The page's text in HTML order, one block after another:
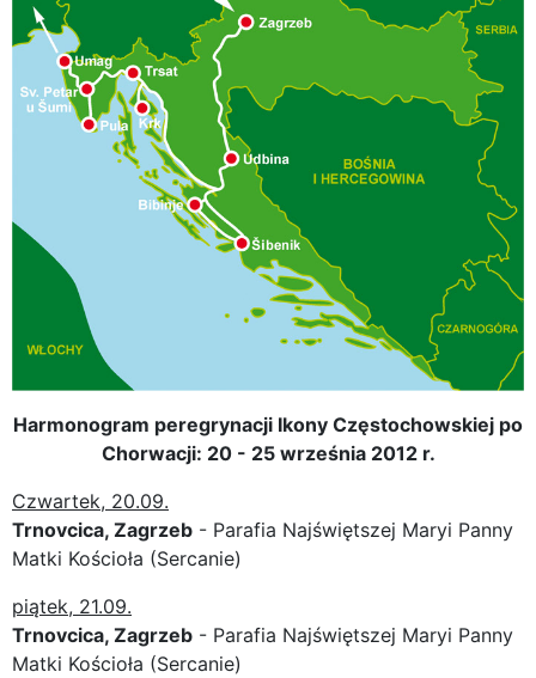
Harmonogram peregrynacji Ikony Częstochowskiej po
Chorwacji: 20 - 25 września 2012 r.
Czwartek, 20.09.
Trnovcica, Zagrzeb - Parafia Najświętszej Maryi Panny
Matki Kościoła (Sercanie)
piątek, 21.09.
Trnovcica, Zagrzeb - Parafia Najświętszej Maryi Panny
Matki Kościoła (Sercanie)